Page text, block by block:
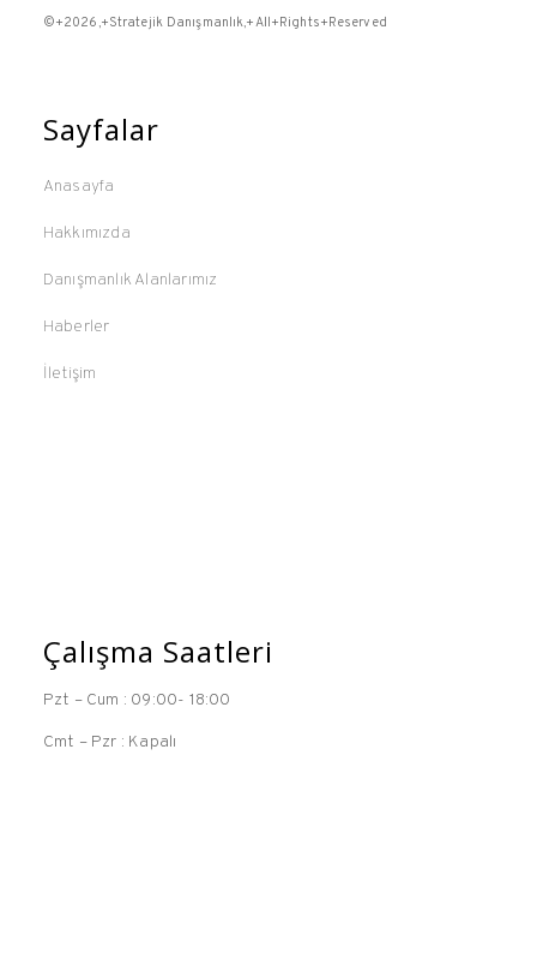
©+2026,+Stratejik Danışmanlık,+All+Rights+Reserved
Sayfalar
Anasayfa
Hakkımızda
Danışmanlık Alanlarımız
Haberler
İletişim
Çalışma Saatleri
Pzt – Cum : 09:00- 18:00
Cmt – Pzr : Kapalı